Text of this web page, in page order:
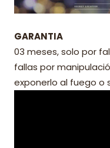
GARANTIA
03 meses, solo por
fallas por
exponerlo al fuego o